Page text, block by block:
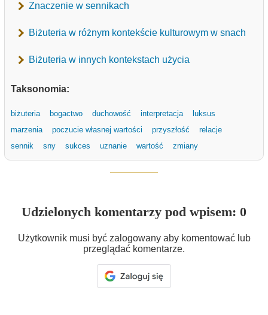
Znaczenie w sennikach
Biżuteria w różnym kontekście kulturowym w snach
Biżuteria w innych kontekstach użycia
Taksonomia:
biżuteria bogactwo duchowość interpretacja
luksus
marzenia
poczucie własnej wartości przyszłość
relacje
sennik
sny sukces uznanie wartość zmiany
Udzielonych komentarzy pod wpisem: 0
Użytkownik musi być zalogowany aby komentować lub
przeglądać komentarze.